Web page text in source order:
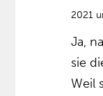
2021
Ja,
sie
Weil